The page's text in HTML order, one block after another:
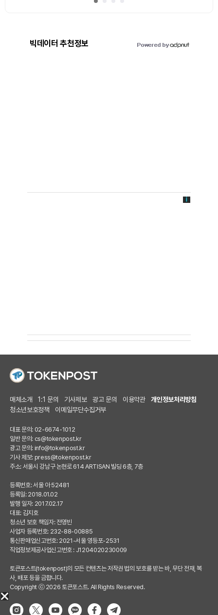
빅데이터 추천정보
매체소개 1:1 문의 기사제보 광고 문의 이용약관
개인정보처리방침
청소년보호정책
이메일무단수집거부
대표 문의: 02-6674-1012
일반 문의: cs@tokenpost.kr
광고 문의: info@tokenpost.kr
기사 제보: press@tokenpost.kr
주소: 서울시 강남구 논현로 614 ARTISAN 빌딩 6층, 7층
등록번호: 서울 아 52481
등록일: 2018.01.02
발행 일자: 2017.02.17
대표: 김지호
청소년 보호 책임자: 전영빈
사업자 등록번호: 232-88-00885
통신판매업신고번호: 2021-서울 영등포-2531
직업정보제공사업신고번호 : J1204020230009
토큰포스트(tokenpost)의 모든 컨텐츠는 저작권 법의 보호를 받는 바, 무단 전재, 복
사, 배포 등을 금합니다.
Copyright ⓒ 2026 토큰포스트. All Rights Reserved.